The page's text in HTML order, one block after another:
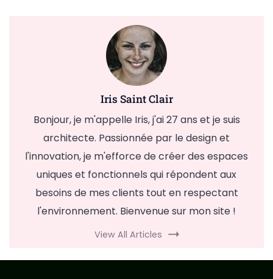
Iris Saint Clair
Bonjour, je m'appelle Iris, j'ai 27 ans et je suis
architecte. Passionnée par le design et
l'innovation, je m'efforce de créer des espaces
uniques et fonctionnels qui répondent aux
besoins de mes clients tout en respectant
l'environnement. Bienvenue sur mon site !
View All Articles